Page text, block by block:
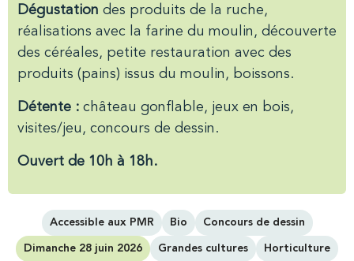
Dégustation des produits de la ruche,
réalisations avec la farine du moulin, découverte
des céréales, petite restauration avec des
produits (pains) issus du moulin, boissons.
Détente : château gonflable, jeux en bois,
visites/jeu, concours de dessin.
Ouvert de 10h à 18h.
Accessible aux PMR Bio Concours de dessin
Dimanche 28 juin 2026 Grandes cultures Horticulture